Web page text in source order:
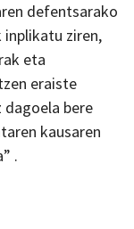
defentsarako
inplikatu ziren,
eta
eraiste
dagoela bere
kausaren
.